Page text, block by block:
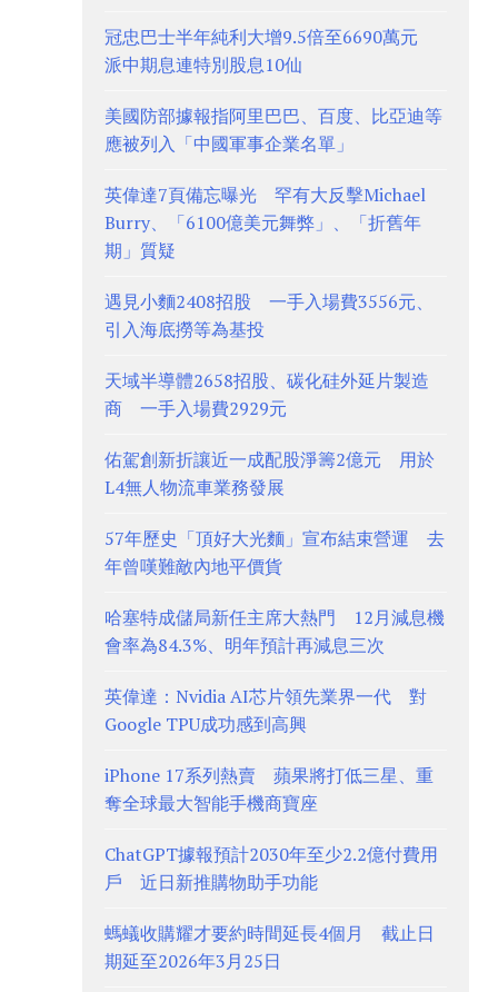
冠忠巴士半年純利大增9.5倍至6690萬元
派中期息連特別股息10仙
美國防部據報指阿里巴巴、百度、比亞迪等
應被列入「中國軍事企業名單」
英偉達7頁備忘曝光 罕有大反擊Michael
Burry、「6100億美元舞弊」、「折舊年
期」質疑
遇見小麵2408招股 一手入場費3556元、
引入海底撈等為基投
天域半導體2658招股、碳化硅外延片製造
商 一手入場費2929元
佑駕創新折讓近一成配股淨籌2億元 用於
L4無人物流車業務發展
57年歷史「頂好大光麵」宣布結束營運 去
年曾嘆難敵內地平價貨
哈塞特成儲局新任主席大熱門 12月減息機
會率為84.3%、明年預計再減息三次
英偉達：Nvidia AI芯片領先業界一代 對
Google TPU成功感到高興
iPhone 17系列熱賣 蘋果將打低三星、重
奪全球最大智能手機商寶座
ChatGPT據報預計2030年至少2.2億付費用
戶 近日新推購物助手功能
螞蟻收購耀才要約時間延長4個月 截止日
期延至2026年3月25日